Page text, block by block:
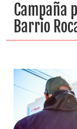
Campaña
Barrio